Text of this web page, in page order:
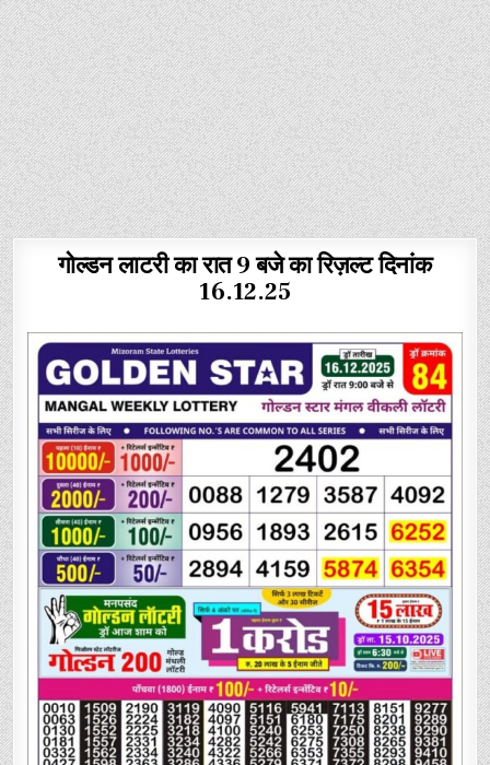
गोल्डन लाटरी का रात 9 बजे का रिज़ल्ट दिनांक
16.12.25